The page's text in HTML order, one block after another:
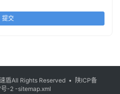
提交
盾All Rights Reserved • 陕ICP备
号-2 -sitemap.xml